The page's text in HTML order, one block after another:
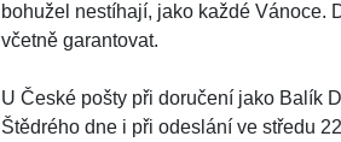
bohužel nestíhají, jako každé Vánoce.
včetně garantovat.
U České pošty při doručení jako Balík
Štědrého dne i při odeslání ve středu